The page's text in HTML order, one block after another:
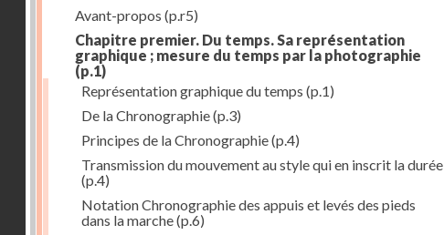
Avant-propos (p.r5)
Chapitre premier. Du temps. Sa représentation
graphique ; mesure du temps par la photographie
(p.1)
Représentation graphique du temps (p.1)
De la Chronographie(p.3)
Principes de la Chronographie(p.4)
Transmission du mouvement au style qui en inscrit la durée
(p.4)
Notation Chronographie des appuis et levés des pieds
dans la marche(p.6)